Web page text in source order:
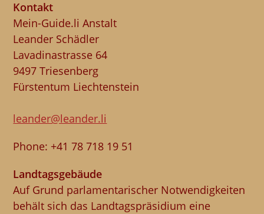
Kontakt
Mein-Guide.li Anstalt
Leander Schädler
Lavadinastrasse 64
9497 Triesenberg
Fürstentum Liechtenstein
leander@leander.li
Phone: +41 78 718 19 51
Landtagsgebäude
Auf Grund parlamentarischer Notwendigkeiten
behält sich das Landtagspräsidium eine